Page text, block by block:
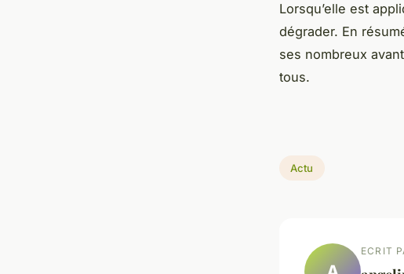
Lorsqu’elle est
dégrader. En
ses nombreux
tous.
Actu
ECRIT